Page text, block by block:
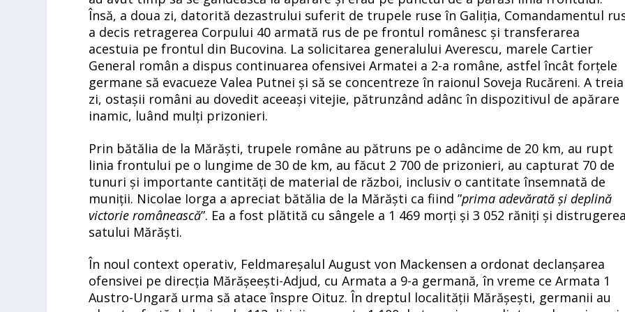
Însă, a doua zi, datorită dezastrului suferit de trupele ruse în Galiția, Comandamentul
a decis retragerea Corpului 40 armată rus de pe frontul românesc și transferarea
acestuia pe frontul din Bucovina. La solicitarea generalului Averescu, marele Cartier
General român a dispus continuarea ofensivei Armatei a 2-a române, astfel încât forțele
germane să evacueze Valea Putnei și să se concentreze în raionul Soveja Rucăreni. A treia
zi, ostașii români au dovedit aceeași vitejie, pătrunzând adânc în dispozitivul de apărare
inamic, luând mulți prizonieri.
Prin bătălia de la Mărăști, trupele române au pătruns pe o adâncime de 20 km, au rupt
linia frontului pe o lungime de 30 de km, au făcut 2 700 de prizonieri, au capturat 70 de
tunuri și importante cantități de material de război, inclusiv o cantitate însemnată de
muniții. Nicolae Iorga a apreciat bătălia de la Mărăști ca fiind ”prima adevărată și deplină
victorie românească”. Ea a fost plătită cu sângele a 1 469 morți și 3 052 răniți și
satului Mărăști.
În noul context operativ, Feldmareșalul August von Mackensen a ordonat declanșarea
ofensivei pe direcția Mărășeești-Adjud, cu Armata a 9-a germană, în vreme ce Armata 1
Austro-Ungară urma să atace înspre Oituz. În dreptul localității Mărășești, germanii au